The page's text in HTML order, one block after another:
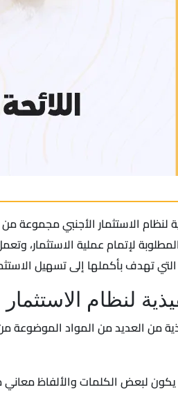
لنظام الاستثمار الأجنبي
لإتمام عملية الاستثمار،
تهدف بأكملها إلى تسهيل
لنظام
من العديد من المواد الموضوعة من
يكون لبعض الكلمات والألفاظ